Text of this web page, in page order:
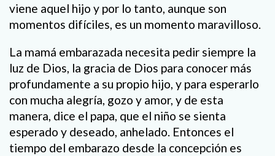
viene aquel hijo y por lo tanto, aunque son
momentos difíciles, es un momento maravilloso.
La mamá embarazada necesita pedir siempre la
luz de Dios, la gracia de Dios para conocer más
profundamente a su propio hijo, y para esperarlo
con mucha alegría, gozo y amor, y de esta
manera, dice el papa, que el niño se sienta
esperado y deseado, anhelado. Entonces el
tiempo del embarazo desde la concepción es